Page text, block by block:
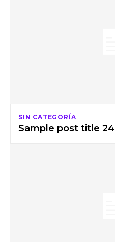
SIN CATEGORÍA
Sample post title 24